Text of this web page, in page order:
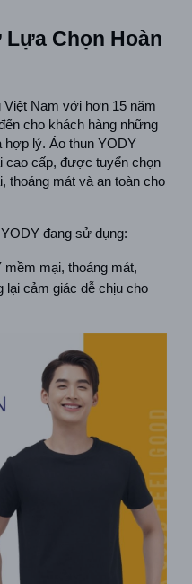
Lựa Chọn Hoàn
Nam với hơn 15 năm
cho khách hàng những
lý. Áo thun YODY
cao cấp, được tuyển chọn
thoáng mát và an toàn cho
đang sử dụng:
mềm mại, thoáng mát,
lại cảm giác dễ chịu cho